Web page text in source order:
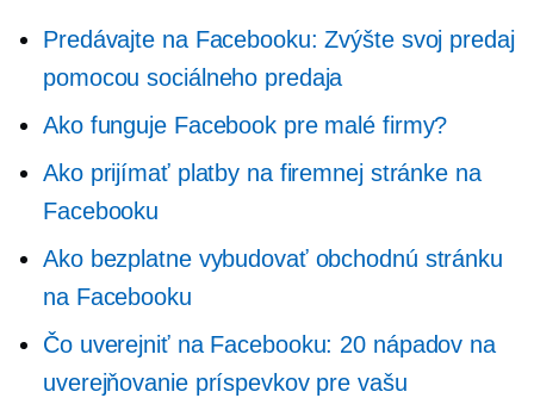
Predávajte na Facebooku: Zvýšte svoj predaj
pomocou sociálneho predaja
Ako funguje Facebook pre malé firmy?
Ako prijímať platby na firemnej stránke na
Facebooku
Ako bezplatne vybudovať obchodnú stránku
na Facebooku
Čo uverejniť na Facebooku: 20 nápadov na
uverejňovanie príspevkov pre vašu